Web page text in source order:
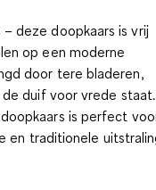
deze doopkaars is vrij
op een moderne
door tere bladeren,
duif voor vrede staat.
is perfect
en traditionele